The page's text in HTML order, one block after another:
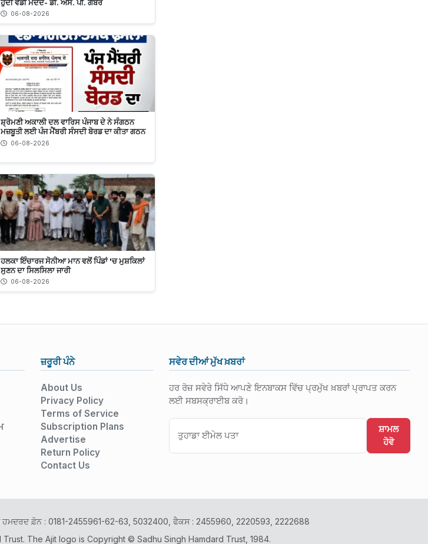
ਹੁੰਦੀ ਵੱਡੀ ਮੱਦਦ- ਡੀ. ਐਸ. ਪੀ. ਗੱਬਰ
06-08-2026
ਸ਼੍ਰੋਮਣੀ ਅਕਾਲੀ ਦਲ ਵਾਰਿਸ ਪੰਜਾਬ ਦੇ ਨੇ ਸੰਗਠਨ
ਮਜ਼ਬੂਤੀ ਲਈ ਪੰਜ ਮੈਂਬਰੀ ਸੰਸਦੀ ਬੋਰਡ ਦਾ ਕੀਤਾ ਗਠਨ
06-08-2026
ਹਲਕਾ ਇੰਚਾਰਜ ਸੋਨੀਆ ਮਾਨ ਵਲੋਂ ਪਿੰਡਾਂ 'ਚ ਮੁਸ਼ਕਿਲਾਂ
ਸੁਣਨ ਦਾ ਸਿਲਸਿਲਾ ਜਾਰੀ
06-08-2026
ਜ਼ਰੂਰੀ ਪੰਨੇ
About Us
Privacy Policy
Terms of Service
Subscription Plans
Advertise
Return Policy
Contact Us
ਸਵੇਰ ਦੀਆਂ ਮੁੱਖ ਖ਼ਬਰਾਂ
ਹਰ ਰੋਜ਼ ਸਵੇਰੇ ਸਿੱਧੇ ਆਪਣੇ ਇਨਬਾਕਸ ਵਿੱਚ ਪ੍ਰਮੁੱਖ ਖ਼ਬਰਾਂ ਪ੍ਰਾਪਤ ਕਰਨ
ਲਈ ਸਬਸਕ੍ਰਾਈਬ ਕਰੋ।
ਸ਼ਾਮਲ
ਹੋਵੋ
ਹਮਦਰਦ ਫ਼ੋਨ : 0181-2455961-62-63, 5032400, ਫੈਕਸ : 2455960, 2220593, 2222688
The Ajit logo is Copyright © Sadhu Singh Hamdard Trust, 1984.